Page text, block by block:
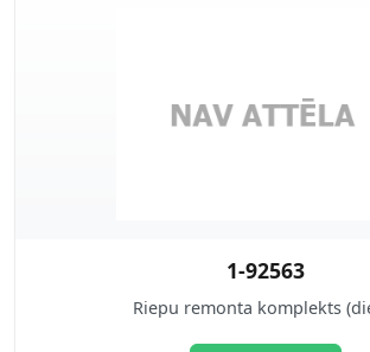
1-92563
Riepu remonta komplekts